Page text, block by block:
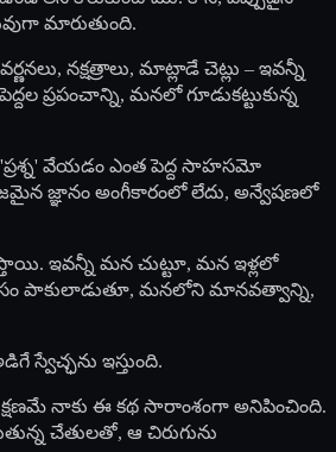
మారుతుంది.
నక్షత్రాలు, మాట్లాడే చెట్లు – ఇవన్నీ
ప్రపంచాన్ని, మనలో గూడుకట్టుకున్న
'ప్రశ్న' వేయడం ఎంత పెద్ద సాహసమో
జ్ఞానం అంగీకారంలో లేదు, అన్వేషణలో
ఇవన్నీ మన చుట్టూ, మన ఇళ్లలో
పాకులాడుతూ, మనలోని మానవత్వాన్ని,
స్వేచ్ఛను ఇస్తుంది.
క్షణమే నాకు ఈ కథ సారాంశంగా అనిపించింది.
చేతులతో, ఆ చిరుగును